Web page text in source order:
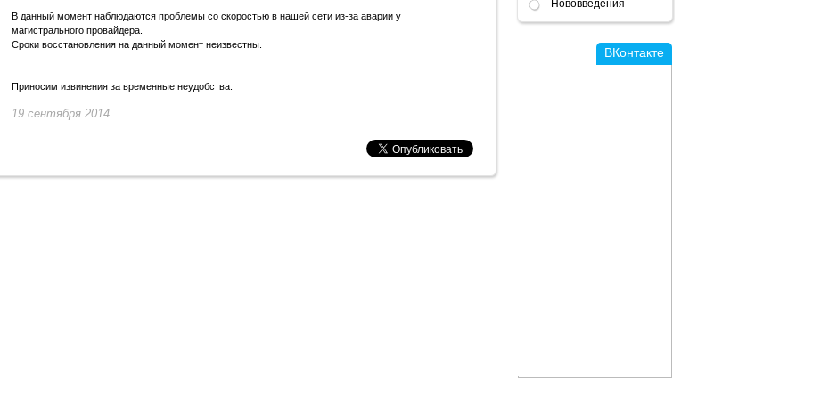
Нововведения
ВКонтакте
В данный момент наблюдаются проблемы со скоростью в нашей сети из-за аварии у
магистрального провайдера.
Сроки восстановления на данный момент неизвестны.
Приносим извинения за временные неудобства.
19 сентября 2014